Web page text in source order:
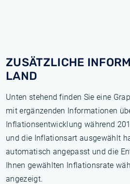
ZUSÄTZLICHE
LAND
Unten stehend finden Sie eine
mit ergänzenden Informationen
Inflationsentwicklung während
und die Inflationsart ausgewählt
automatisch angepasst und die
Ihnen gewählten Inflationsrate
angezeigt.